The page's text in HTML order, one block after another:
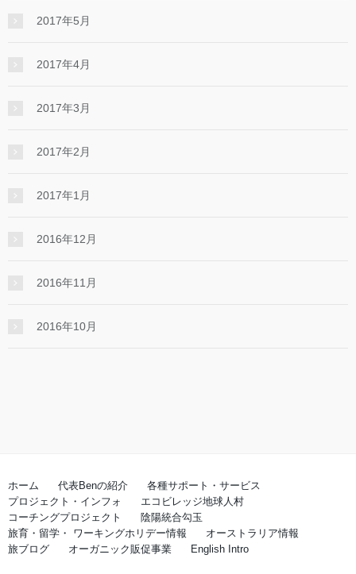
2017年5月
2017年4月
2017年3月
2017年2月
2017年1月
2016年12月
2016年11月
2016年10月
ホーム 代表Benの紹介
各種サポート・サービス
プロジェクト・インフォ
エコビレッジ地球人村
コーチングプロジェクト
陰陽統合勾玉
旅育・留学・ ワーキングホリデー情報
オーストラリア情報
旅ブログ
オーガニック販促事業 English Intro